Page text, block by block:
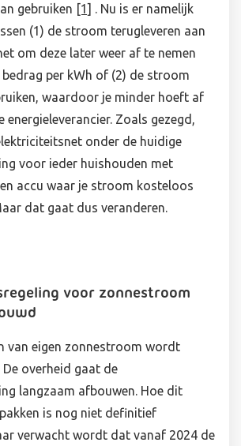
gebruiken [1] . Nu is er namelijk
(1) de stroom terugleveren aan
om deze later weer af te nemen
per kWh of (2) de stroom
waardoor je minder hoeft af
energieleverancier. Zoals gezegd,
onder de huidige
voor ieder huishouden met
accu waar je stroom kosteloos
dat gaat dus veranderen.
voor zonnestroom
van eigen zonnestroom wordt
overheid gaat de
langzaam afbouwen. Hoe dit
is nog niet definitief
verwacht wordt dat vanaf 2024 de